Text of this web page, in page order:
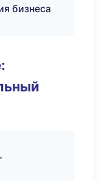
бизнеса